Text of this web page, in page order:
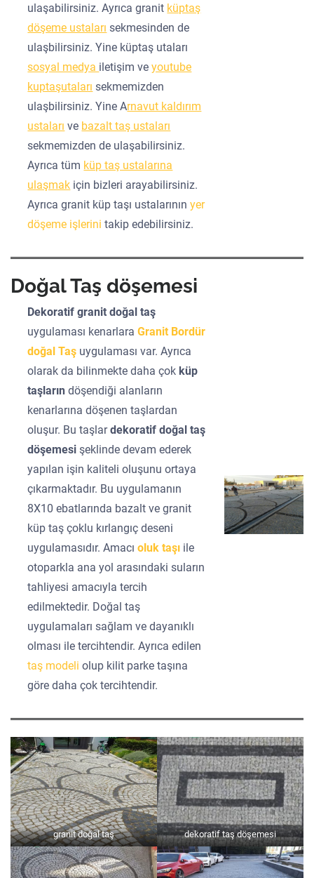
ulaşabilirsiniz. Ayrıca granit küptaş
döşeme ustaları sekmesinden de
ulaşbilirsiniz. Yine küptaş utaları
sosyal medya iletişim veyoutube
kuptaşutaları sekmemizden
ulaşbilirsiniz. Yine Arnavut kaldırım
ustaları ve bazalt taş ustaları
sekmemizden de ulaşabilirsiniz.
Ayrıca tüm küp taş ustalarına
ulaşmak için bizleri arayabilirsiniz.
Ayrıca granit küp taşı ustalarının yer
döşeme işlerini takip edebilirsiniz.
Doğal Taş döşemesi
Dekoratif granit doğal taş
uygulaması kenarlaraGranit Bordür
doğal Taş uygulaması var. Ayrıca
olarak da bilinmekte daha çok küp
taşların döşendiği alanların
kenarlarına döşenen taşlardan
oluşur. Bu taşlardekoratif doğal taş
döşemesişeklinde devam ederek
yapılan işin kaliteli oluşunu ortaya
çıkarmaktadır. Bu uygulamanın
8X10 ebatlarında bazalt ve granit
küp taş çoklu kırlangıç deseni
uygulamasıdır. Amacıoluk taşı ile
otoparkla ana yol arasındaki suların
tahliyesi amacıyla tercih
edilmektedir. Doğal taş
uygulamaları sağlam ve dayanıklı
olması ile tercihtendir. Ayrıca edilen
taş modeliolup kilit parke taşına
göre daha çok tercihtendir.
granit doğal taş dekoratif taş döşemesi